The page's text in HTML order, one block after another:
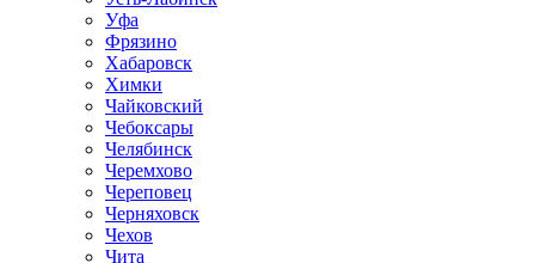
Уфа
Фрязино
Хабаровск
Химки
Чайковский
Чебоксары
Челябинск
Черемхово
Череповец
Черняховск
Чехов
Чита